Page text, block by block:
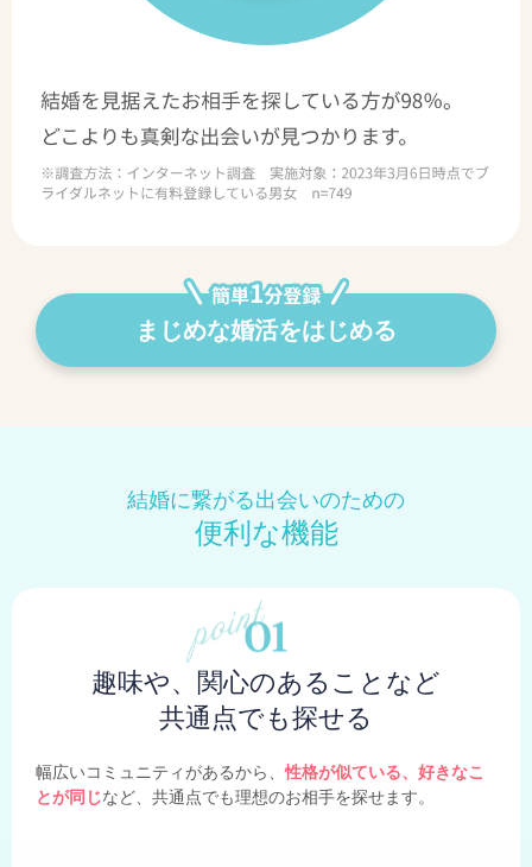
まじめな婚活をはじめる
結婚に繋がる出会いのための
便利な機能
趣味や、関心のあることなど
共通点でも探せる
幅広いコミュニティがあるから、性格が似ている、好きなこ
とが同じなど、共通点でも理想のお相手を探せます。